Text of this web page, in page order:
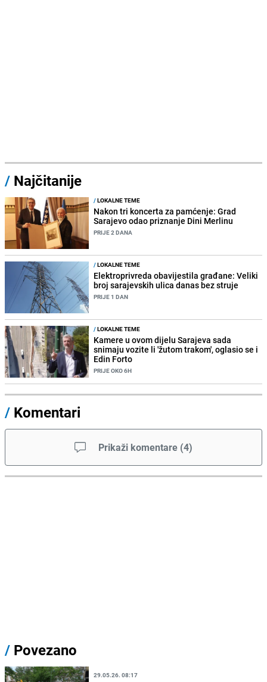
/ Najčitanije
/LOKALNE TEME
Nakon tri koncerta za pamćenje: Grad
Sarajevo odao priznanje Dini Merlinu
PRIJE 2 DANA
/LOKALNE TEME
Elektroprivreda obavijestila građane: Veliki
broj sarajevskih ulica danas bez struje
PRIJE 1 DAN
/LOKALNE TEME
Kamere u ovom dijelu Sarajeva sada
snimaju vozite li 'žutom trakom', oglasio se i
Edin Forto
PRIJE OKO 6H
/ Komentari
Prikaži komentare (4)
/ Povezano
29.05.26. 08:17